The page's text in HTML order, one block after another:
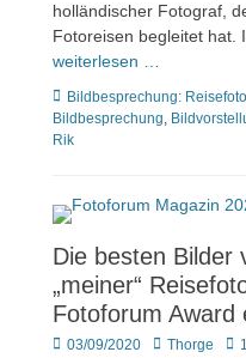
holländischer Fotograf,
Fotoreisen begleitet hat.
weiterlesen …
Kategorien
Bildbesprechung:
Bildbesprechung,
Rik
Die besten Bilder
„meiner“
Fotoforum Award
Veröffentlicht
03/09/2020 Author
Thorge